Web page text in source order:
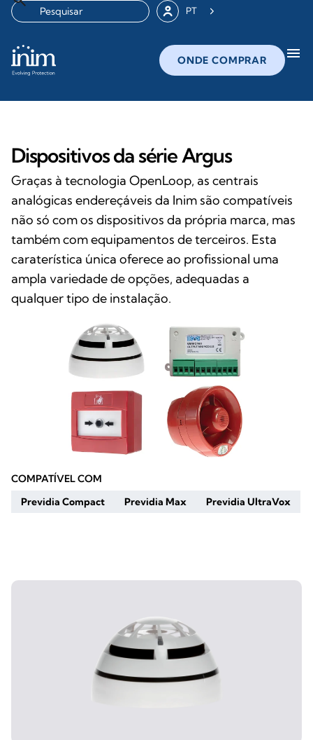
PT
ONDE COMPRAR menu
Dispositivos da série Argus
Graças à tecnologia OpenLoop, as centrais
analógicas endereçáveis da Inim são compatíveis
não só com os dispositivos da própria marca, mas
também com equipamentos de terceiros. Esta
caraterística única oferece ao profissional uma
ampla variedade de opções, adequadas a
qualquer tipo de instalação.
COMPATÍVEL COM
Previdia Compact
Previdia Max Previdia UltraVox